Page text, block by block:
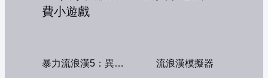
暴力流浪漢5：異形獵殺 流浪漢模擬器